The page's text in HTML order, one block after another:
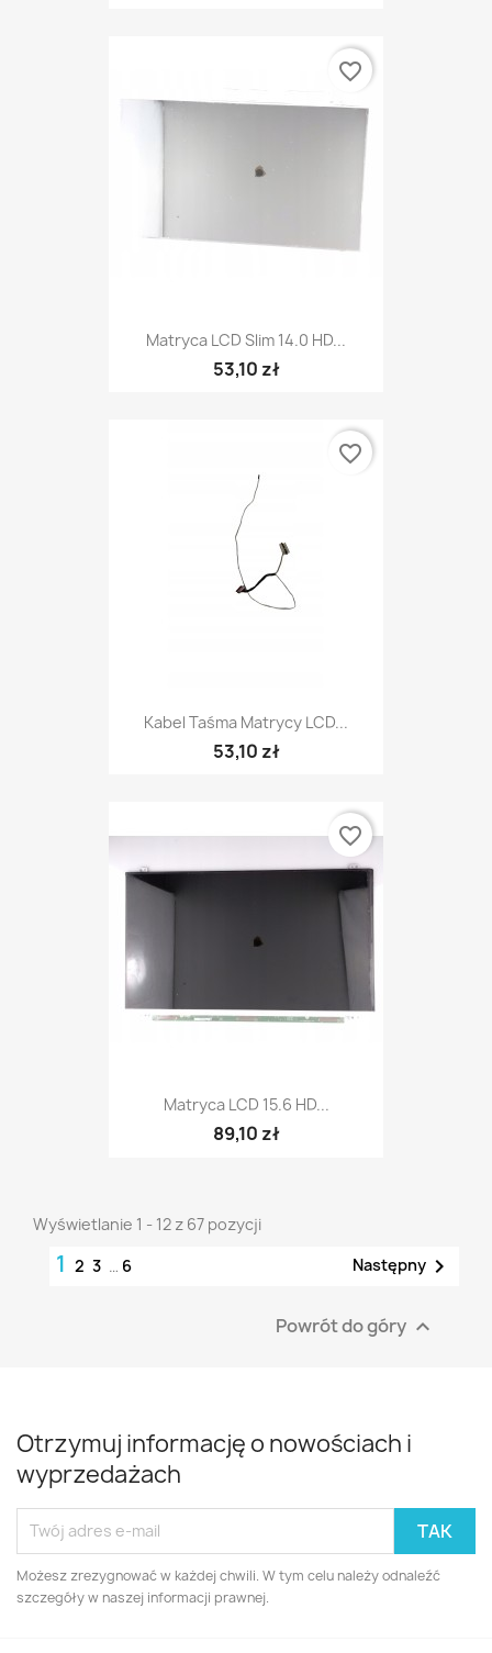
Matryca LCD Slim 14.0 HD...
53,10 zł
favorite_border
Kabel Taśma Matrycy LCD...
53,10 zł
favorite_border
Matryca LCD 15.6 HD...
89,10 zł
favorite_border
Wyświetlanie 1 - 12 z 67 pozycji
1 2 3 … 6 Następny 
Powrót do góry 
Otrzymuj informację o nowościach i
wyprzedażach
Możesz zrezygnować w każdej chwili. W tym celu należy odnaleźć
szczegóły w naszej informacji prawnej.